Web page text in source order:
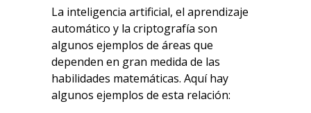
La inteligencia artificial, el aprendizaje
automático y la criptografía son
algunos ejemplos de áreas que
dependen en gran medida de las
habilidades matemáticas. Aquí hay
algunos ejemplos de esta relación: